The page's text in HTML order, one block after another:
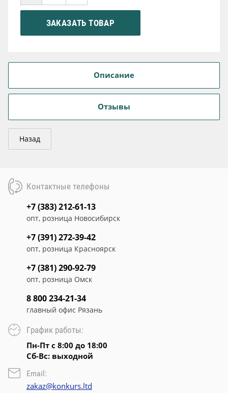
ЗАКАЗАТЬ ТОВАР
Описание
Отзывы
Назад
Контактные телефоны
+7 (383) 212-61-13
опт, розница Новосибирск
+7 (391) 272-39-42
опт, розница Красноярск
+7 (381) 290-92-79
опт, розница Омск
8 800 234-21-34
главный офис Рязань
График работы:
Пн-Пт с 8:00 до 18:00
Сб-Вс: выходной
Email:
zakaz@konkurs.ltd